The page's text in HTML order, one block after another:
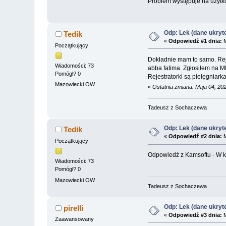
Tedik
Początkujący
Wiadomości: 73
Pomógł? 0
Mazowiecki OW
Odp: Lek (dane
«Odpowiedź #1 dnia:
Dokładnie mam to samo.
abba fatima. Zgłosiłem na
Rejestratorki są
« Ostatnia zmiana: Maja 04,
Tadeusz z Sochaczewa
Tedik
Początkujący
Wiadomości: 73
Pomógł? 0
Mazowiecki OW
Odp: Lek (dane
«Odpowiedź #2 dnia:
Odpowiedź z Kamsoftu - W
Tadeusz z Sochaczewa
pirelli
Zaawansowany
Odp: Lek (dane
«Odpowiedź #3 dnia: